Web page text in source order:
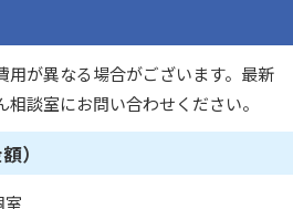
用が異なる場合がございます。最新
談室にお問い合わせください。
）
室